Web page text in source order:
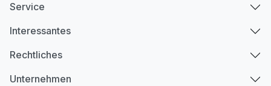
Service
Interessantes
Rechtliches
Unternehmen